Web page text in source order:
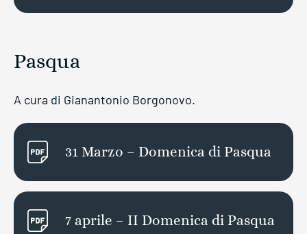
Pasqua
A cura di Gianantonio Borgonovo.
31 Marzo – Domenica di Pasqua
7 aprile – II Domenica di Pasqua